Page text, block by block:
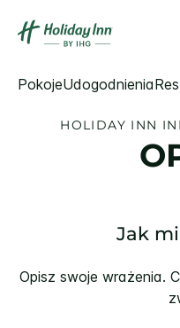
PokojeUdogodnienia
HOLIDAY INN
Jak
Opisz swoje wrażenia.